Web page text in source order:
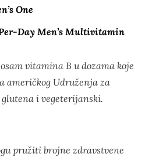
One
Day Men’s Multivitamin
vitamina B u dozama koje
američkog Udruženja za
i vegeterijanski.
pružiti brojne zdravstvene